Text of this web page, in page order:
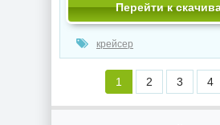
Перейти к
крейсер
1 2 3 4